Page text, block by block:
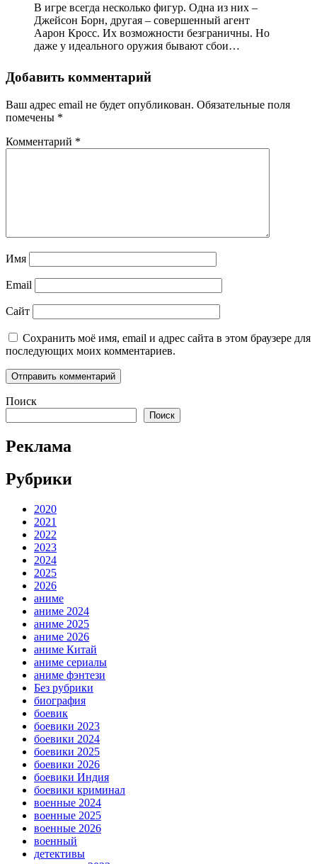
В игре всегда несколько фигур. Одна из них –
Джейсон Борн, другая – совершенный агент
Аарон Кросс. Их возможности безграничны. Но
даже у идеального оружия бывают сбои…
Добавить комментарий
Ваш адрес email не будет опубликован. Обязательные поля
помечены *
Комментарий *
Имя
Email
Сайт
Сохранить моё имя, email и адрес сайта в этом браузере для
последующих моих комментариев.
Поиск
Поиск
Реклама
Рубрики
2020
2021
2022
2023
2024
2025
2026
аниме
аниме 2024
аниме 2025
аниме 2026
аниме Китай
аниме сериалы
аниме фэнтези
Без рубрики
биография
боевик
боевики 2023
боевики 2024
боевики 2025
боевики 2026
боевики Индия
боевики криминал
военные 2024
военные 2025
военные 2026
военный
детективы